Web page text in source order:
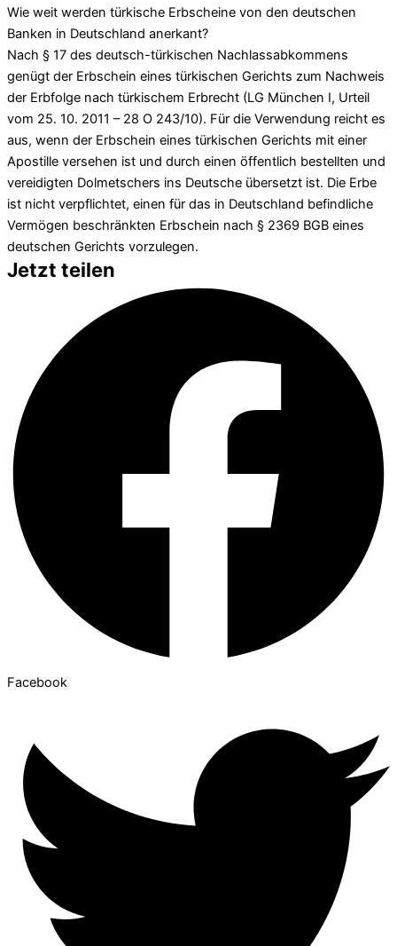
Wie weit werden türkische Erbscheine von den deutschen
Banken in Deutschland anerkant?
Nach § 17 des deutsch-türkischen Nachlassabkommens
genügt der Erbschein eines türkischen Gerichts zum Nachweis
der Erbfolge nach türkischem Erbrecht (LG München I, Urteil
vom 25. 10. 2011 – 28 O 243/10). Für die Verwendung reicht es
aus, wenn der Erbschein eines türkischen Gerichts mit einer
Apostille versehen ist und durch einen öffentlich bestellten und
vereidigten Dolmetschers ins Deutsche übersetzt ist. Die Erbe
ist nicht verpflichtet, einen für das in Deutschland befindliche
Vermögen beschränkten Erbschein nach § 2369 BGB eines
deutschen Gerichts vorzulegen.
Jetzt teilen
Facebook